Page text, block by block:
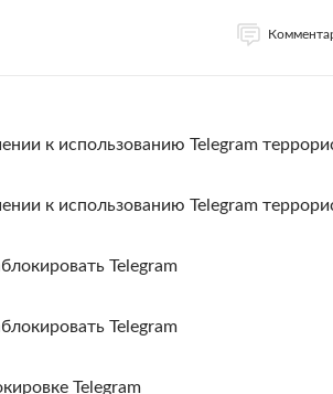
к использованию Telegram
к использованию Telegram
Telegram
Telegram
Telegram